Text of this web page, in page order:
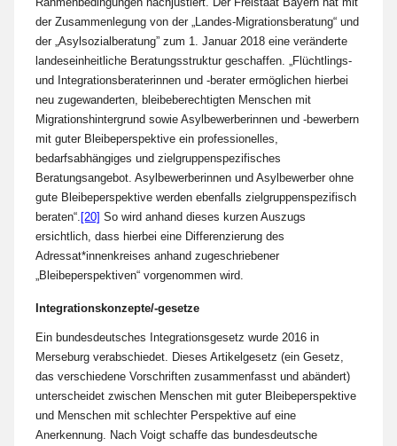
der Zusammenlegung von der „Landes-Migrationsberatung“ und
der „Asylsozialberatung” zum 1. Januar 2018 eine veränderte
landeseinheitliche Beratungsstruktur geschaffen. „Flüchtlings-
und Integrationsberaterinnen und -berater ermöglichen hierbei
neu zugewanderten, bleibeberechtigten Menschen mit
Migrationshintergrund sowie Asylbewerberinnen und -bewerbern
mit guter Bleibeperspektive ein professionelles,
bedarfsabhängiges und zielgruppenspezifisches
Beratungsangebot. Asylbewerberinnen und Asylbewerber ohne
gute Bleibeperspektive werden ebenfalls zielgruppenspezifisch
beraten“. [20] So wird anhand dieses kurzen Auszugs
ersichtlich, dass hierbei eine Differenzierung des
Adressat*innenkreises anhand zugeschriebener
„Bleibeperspektiven“ vorgenommen wird.
Integrationskonzepte/-gesetze
Ein bundesdeutsches Integrationsgesetz wurde 2016 in
Merseburg verabschiedet. Dieses Artikelgesetz (ein Gesetz,
das verschiedene Vorschriften zusammenfasst und abändert)
unterscheidet zwischen Menschen mit guter Bleibeperspektive
und Menschen mit schlechter Perspektive auf eine
Anerkennung. Nach Voigt schaffe das bundesdeutsche